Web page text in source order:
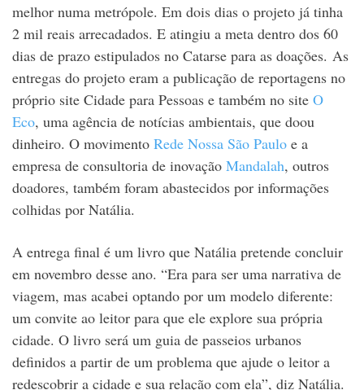
melhor numa metrópole. Em dois dias o projeto já tinha
2 mil reais arrecadados. E atingiu a meta dentro dos 60
dias de prazo estipulados no Catarse para as doações. As
entregas do projeto eram a publicação de reportagens no
próprio site Cidade para Pessoas e também no site O
Eco, uma agência de notícias ambientais, que doou
dinheiro. O movimento Rede Nossa São Paulo e a
empresa de consultoria de inovação Mandalah, outros
doadores, também foram abastecidos por informações
colhidas por Natália.
A entrega final é um livro que Natália pretende concluir
em novembro desse ano. “Era para ser uma narrativa de
viagem, mas acabei optando por um modelo diferente:
um convite ao leitor para que ele explore sua própria
cidade. O livro será um guia de passeios urbanos
definidos a partir de um problema que ajude o leitor a
redescobrir a cidade e sua relação com ela”, diz Natália.